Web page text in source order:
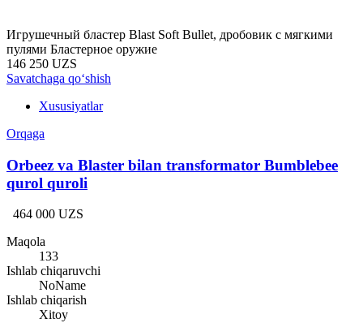
Игрушечный бластер Blast Soft Bullet, дробовик с мягкими
пулями Бластерное оружие
146 250 UZS
Savatchaga qo‘shish
Xususiyatlar
Orqaga
Orbeez va Blaster bilan transformator Bumblebee
qurol quroli
464 000 UZS
Maqola
133
Ishlab chiqaruvchi
NoName
Ishlab chiqarish
Xitoy